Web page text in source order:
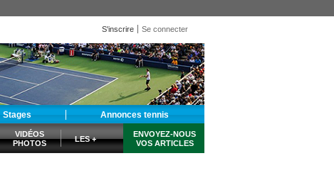
S'inscrire Se connecter
Stages Annonces tennis
VIDÉOS
PHOTOS
LES +
ENVOYEZ-NOUS
VOS ARTICLES